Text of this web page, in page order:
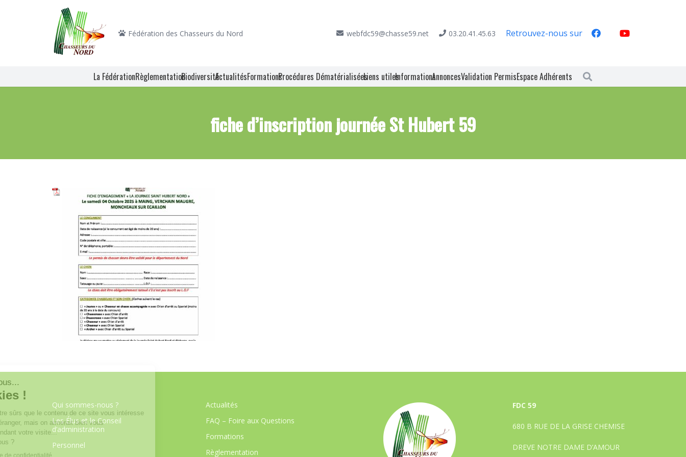
Fédération des Chasseurs du Nord webfdc59@chasse59.net 03.20.41.45.63 Retrouvez-nous sur
La FédérationRèglementationBiodiversitéActualitésFormationsProcédures DématérialiséesLiens utilesInformationsAnnoncesValidation PermisEspace Adhérents
fiche d’inscription journée St Hubert 59
Qui sommes-nous ?
Les Élus et le Conseil
d’administration
Personnel
Actualités
FAQ – Foire aux Questions
Formations
Règlementation
FDC 59
680 B RUE DE LA GRISE CHEMISE
DREVE NOTRE DAME D’AMOUR